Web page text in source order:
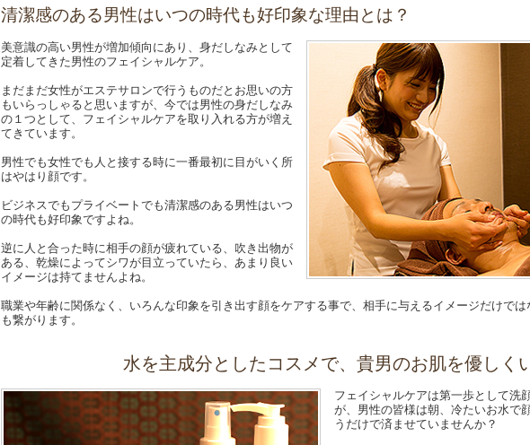
清潔感のある男性はいつの時代も好印象な理由とは？
美意識の高い男性が増加傾向にあり、身だしなみとして
定着してきた男性のフェイシャルケア。
まだまだ女性がエステサロンで行うものだとお思いの方
もいらっしゃると思いますが、今では男性の身だしなみ
の１つとして、フェイシャルケアを取り入れる方が増え
てきています。
男性でも女性でも人と接する時に一番最初に目がいく所
はやはり顔です。
ビジネスでもプライベートでも清潔感のある男性はいつ
の時代も好印象ですよね。
逆に人と合った時に相手の顔が疲れている、吹き出物が
ある、乾燥によってシワが目立っていたら、あまり良い
イメージは持てませんよね。
職業や年齢に関係なく、いろんな印象を引き出す顔をケアする事で、相手に与えるイメージだけでは
も繋がります。
水を主成分としたコスメで、貴男のお肌を優しく
フェイシャルケアは第一歩として洗
が、男性の皆様は朝、冷たいお水で
うだけで済ませていませんか？